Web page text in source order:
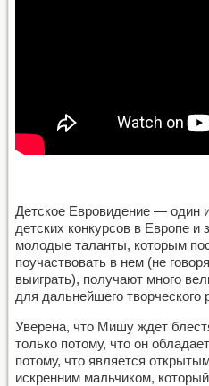
Детское Евровидение — один
детских конкурсов в Европе
молодые таланты, которым
поучаствовать в нем (не
выиграть), получают много
для дальнейшего творческого
Уверена, что Мишу ждет
только потому, что он
потому, что является
искренним мальчиком,